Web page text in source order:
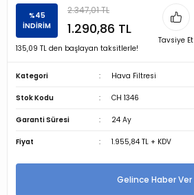
%45
İNDİRİM
2.347,01 TL
1.290,86 TL
135,09 TL den başlayan taksitlerle!
Tavsiye Et
Kategori Hava Filtresi
Stok Kodu CH 1346
Garanti Süresi 24 Ay
Fiyat 1.955,84 TL + KDV
Gelince Haber Ver